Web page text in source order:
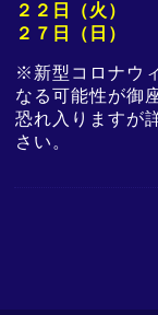
２２日（火）
２７日（日）
※新型コロナウ
なる可能性が御
恐れ入りますが
さい。